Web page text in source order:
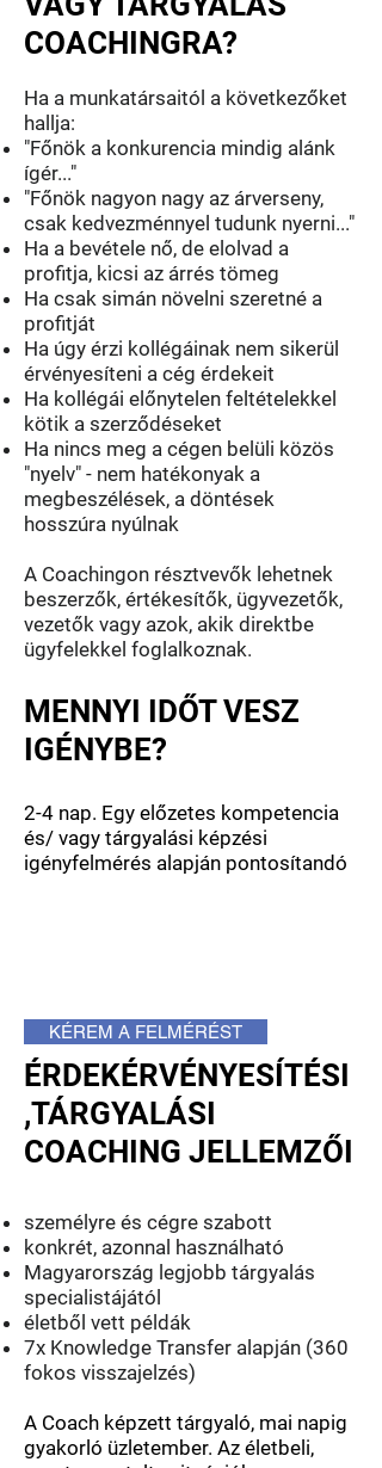
COACHINGRA?
Ha a munkatársaitól a következőket
hallja:
"Főnök a konkurencia mindig alánk
ígér..."
"Főnök nagyon nagy az árverseny,
csak kedvezménnyel tudunk nyerni..."
Ha a bevétele nő, de elolvad a
profitja, kicsi az árrés tömeg
Ha csak simán növelni szeretné a
profitját
Ha úgy érzi kollégáinak nem sikerül
érvényesíteni a cég érdekeit
Ha kollégái előnytelen feltételekkel
kötik a szerződéseket
Ha nincs meg a cégen belüli közös
"nyelv" - nem hatékonyak a
megbeszélések, a döntések
hosszúra nyúlnak
A Coachingon résztvevők lehetnek
beszerzők, értékesítők, ügyvezetők,
vezetők vagy azok, akik direktbe
ügyfelekkel foglalkoznak.
MENNYI IDŐT VESZ
IGÉNYBE?
2-4 nap. Egy előzetes kompetencia
és/ vagy tárgyalási képzési
igényfelmérés alapján pontosítandó
ÉRDEKÉRVÉNYESÍTÉSI
,TÁRGYALÁSI
COACHING JELLEMZŐI
személyre és cégre szabott
konkrét, azonnal használható
Magyarország legjobb tárgyalás
specialistájától
életből vett példák
7x Knowledge Transfer alapján (360
fokos visszajelzés)
A Coach képzett tárgyaló, mai napig
gyakorló üzletember. Az életbeli,
KÉREM A FELMÉRÉST